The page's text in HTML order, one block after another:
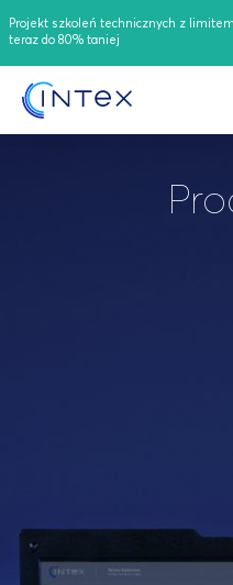
Projekt szkoleń technicznych z
teraz do 80% taniej